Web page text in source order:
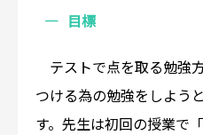
目標
テストで点を取る勉強
つける為の勉強をしよう
す。先生は初回の授業で